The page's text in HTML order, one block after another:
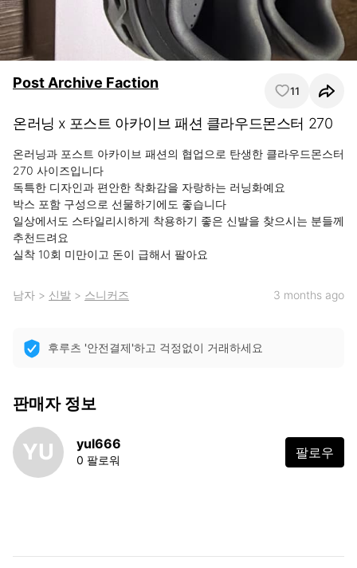
Post Archive Faction 11
온러닝 x 포스트 아카이브 패션 클라우드몬스터 270
온러닝과 포스트 아카이브 패션의 협업으로 탄생한 클라우드몬스터
270 사이즈입니다
독특한 디자인과 편안한 착화감을 자랑하는 러닝화예요
박스 포함 구성으로 선물하기에도 좋습니다
일상에서도 스타일리시하게 착용하기 좋은 신발을 찾으시는 분들께
추천드려요
실착 10회 미만이고 돈이 급해서 팔아요
남자 > 신발 > 스니커즈 3 months ago
후루츠 '안전결제'하고 걱정없이 거래하세요
판매자 정보
YU yul666
0 팔로워 팔로우